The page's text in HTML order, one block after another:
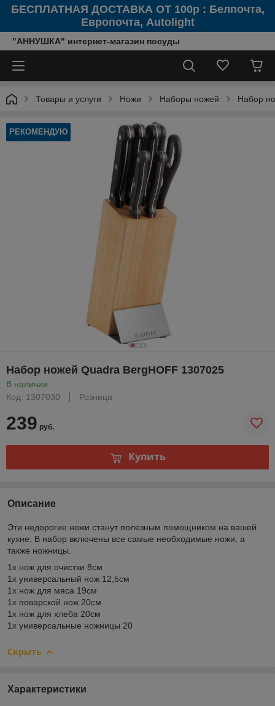
БЕСПЛАТНАЯ ДОСТАВКА ОТ 100р : Белпочта,
Европочта, Autolight
"АННУШКА" интернет-магазин посуды
Товары и услуги Ножи Наборы ножей Набор
РЕКОМЕНДУЮ
Набор ножей Quadra BergHOFF 1307025
В наличии
Код: 1307030
Розница
239 руб.
Купить
Описание
Эти недорогие ножи станут полезным помощником на вашей
кухне. В набор включены все самые необходимые ножи, а
также ножницы.
1x нож для очистки 8см
1x универсальный нож 12,5см
1x нож для мяса 19см
1x поварской нож 20см
1x нож для хлеба 20см
1x универсальные ножницы 20
Скрыть
Характеристики